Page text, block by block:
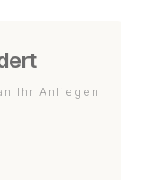
Ihr Anliegen